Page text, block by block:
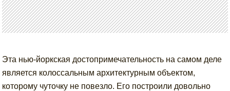
Эта нью-йоркская достопримечательность на самом деле
является колоссальным архитектурным объектом,
которому чуточку не повезло. Его построили довольно